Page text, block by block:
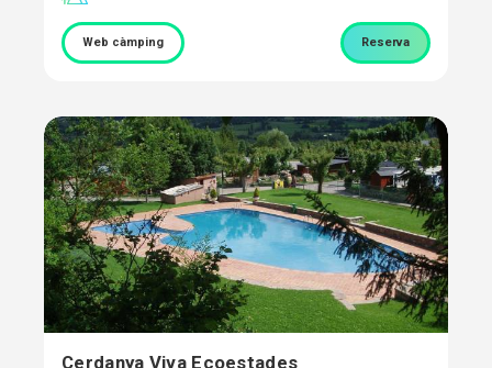
Web càmping Reserva
Cerdanya Viva Ecoestades